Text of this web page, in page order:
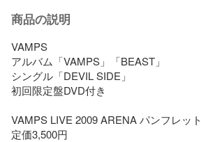
商品の説明
VAMPS
アルバム「VAMPS」「BEAST」
シングル「DEVIL SIDE」
初回限定盤DVD付き
VAMPS LIVE 2009 ARENA パンフレット
定価3,500円